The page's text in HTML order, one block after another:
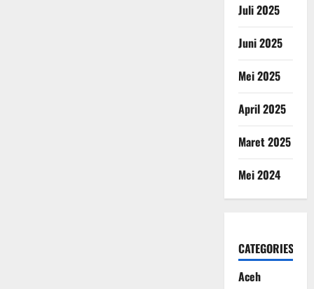
Juli 2025
Juni 2025
Mei 2025
April 2025
Maret 2025
Mei 2024
CATEGORIES
Aceh